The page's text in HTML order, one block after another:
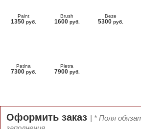
Paint
1350 руб.
Brush
1600 руб.
Beze
5300 руб.
Patina
7300 руб.
Pietra
7900 руб.
Оформить заказ | * Поля